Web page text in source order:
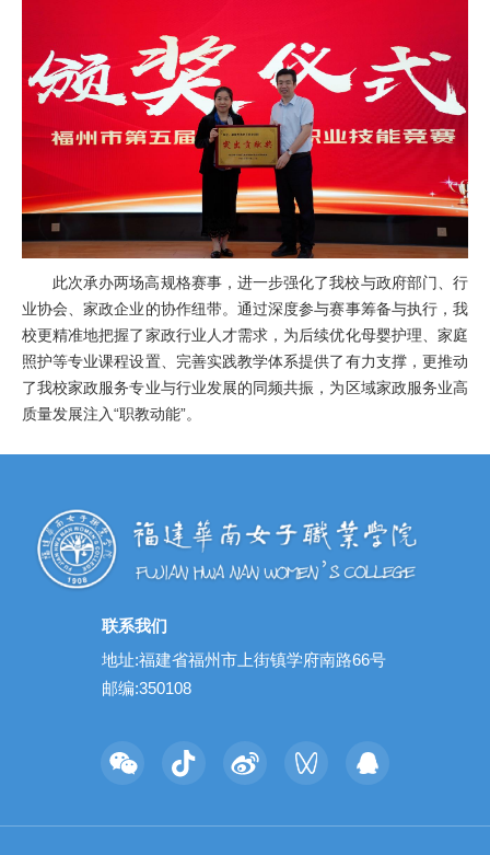
此次承办两场高规格赛事，进一步强化了我校与政府部门、行
业协会、家政企业的协作纽带。通过深度参与赛事筹备与执行，我
校更精准地把握了家政行业人才需求，为后续优化母婴护理、家庭
照护等专业课程设置、完善实践教学体系提供了有力支撑，更推动
了我校家政服务专业与行业发展的同频共振，为区域家政服务业高
质量发展注入“职教动能”。
联系我们
地址:福建省福州市上街镇学府南路66号
邮编:350108